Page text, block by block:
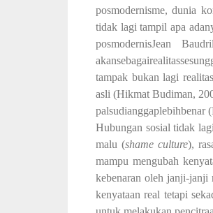
posmodernisme, dunia
tidak lagi tampil apa
posmodernisJean
tampak bukan lagi
asli (Hikmat Budiman,
palsudianggaplebihbenar
Hubungan sosial tidak
malu (shame culture),
mampu mengubah
kebenaran oleh janji-
kenyataan real tetapi